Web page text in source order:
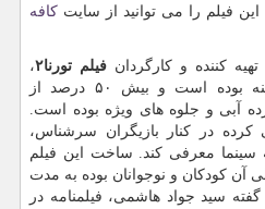
فیلم را می توانید از سایت کافه
کننده و کارگردان فیلم تورنا۲،
ساخت این فیلم بسیار پرهزینه بوده است و بیش ۵۰ درصد از
آبی و جلوه های ویژه بوده است.
در کنار بازیگران سرشناس،
سینما معرفی کند. ساخت این فیلم
کودکان و نوجوانان بوده به مدت
گفته سید جواد هاشمی، فیلمنامه در